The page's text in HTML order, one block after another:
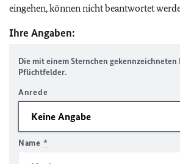
eingehen, können nicht beantwortet
Ihre Angaben:
Die mit einem Sternchen gekennzeichneten
Pflichtfelder.
Anrede
Name *